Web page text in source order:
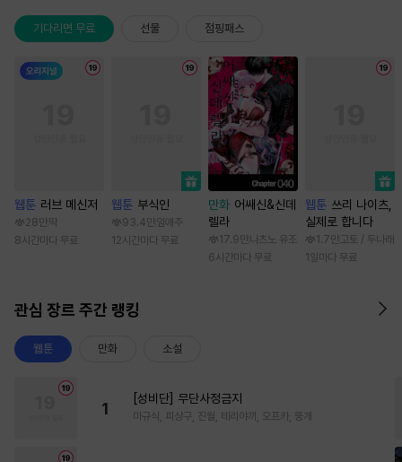
기다리면 무료 선물 점핑패스
웹툰 러브 메신저
28만 딱
8시간마다 무료
웹툰 부식인
93.4만 임애주
12시간마다 무료
만화 어쌔신&신데
렐라
17.9만 나츠노 유조
6시간마다 무료
웹툰 쓰리 나이츠,
실제로 합니다
1.7만 고토 / 두나래
1일마다 무료
관심 장르 주간 랭킹
웹툰 만화 소설
1
[성비단] 무단사정금지
마규식, 피상구, 진월, 테리야끼, 오프카, 뚱개